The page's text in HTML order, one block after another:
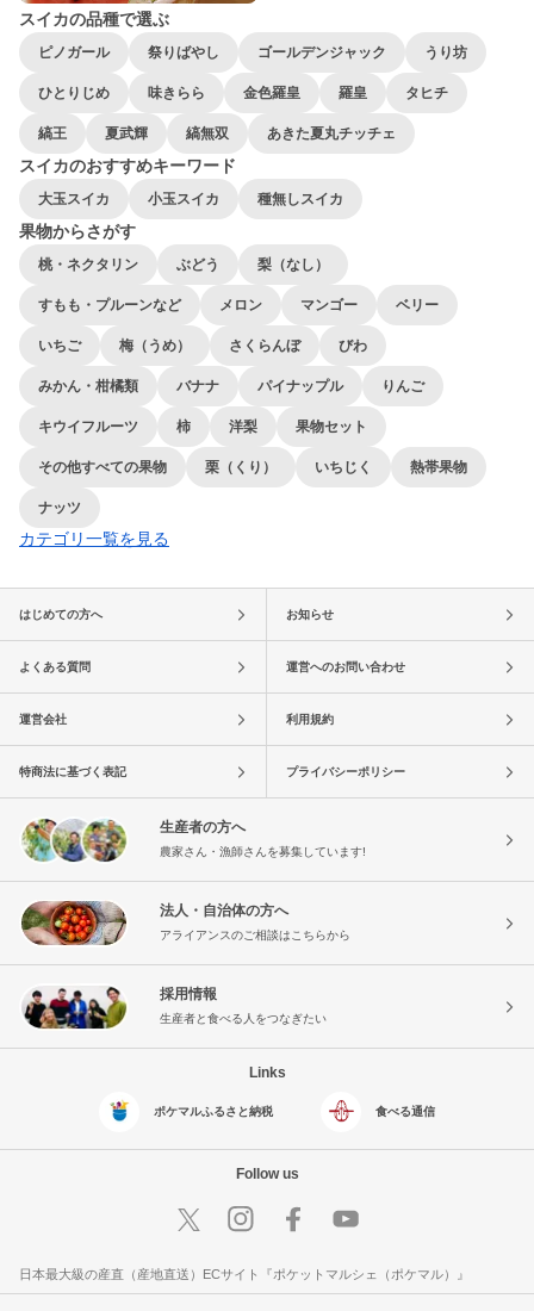
スイカの品種で選ぶ
ピノガール 祭りばやし ゴールデンジャック うり坊
ひとりじめ 味きらら 金色羅皇 羅皇 タヒチ
縞王 夏武輝 縞無双 あきた夏丸チッチェ
スイカのおすすめキーワード
大玉スイカ 小玉スイカ 種無しスイカ
果物からさがす
桃・ネクタリン ぶどう 梨（なし）
すもも・プルーンなど メロン マンゴー ベリー
いちご 梅（うめ） さくらんぼ びわ
みかん・柑橘類 バナナ パイナップル りんご
キウイフルーツ 柿 洋梨 果物セット
その他すべての果物 栗（くり） いちじく 熱帯果物
ナッツ
カテゴリ一覧を見る
はじめての方へ お知らせ
よくある質問 運営へのお問い合わせ
運営会社 利用規約
特商法に基づく表記 プライバシーポリシー
生産者の方へ
農家さん・漁師さんを募集しています!
法人・自治体の方へ
アライアンスのご相談はこちらから
採用情報
生産者と食べる人をつなぎたい
Links
ポケマルふるさと納税 食べる通信
Follow us
日本最大級の産直（産地直送）ECサイト『ポケットマルシェ（ポケマル）』